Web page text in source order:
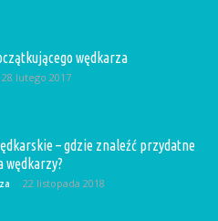
wędkarza
28 lutego 2017
– gdzie znaleźć przydatne
wędkarzy?
22 listopada 2018